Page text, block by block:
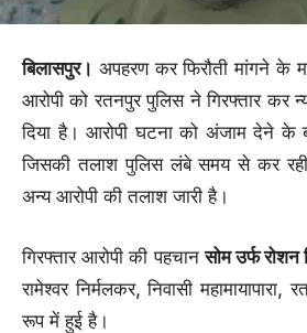
बिलासपुर। अपहरण कर फिरौती मांगने के
आरोपी को रतनपुर पुलिस ने गिरफ्तार कर
दिया है। आरोपी घटना को अंजाम देने के
जिसकी तलाश पुलिस लंबे समय से कर
अन्य आरोपी की तलाश जारी है।
गिरफ्तार आरोपी की पहचानसोम उर्फ रोशन
रामेश्वर निर्मलकर, निवासी
रूप में हुई है।